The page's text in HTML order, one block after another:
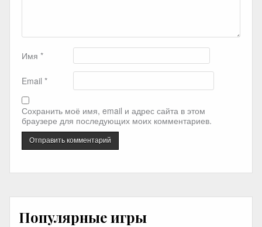
Имя *
Email *
Сохранить моё имя, email и адрес сайта в этом
браузере для последующих моих комментариев.
Популярные игры